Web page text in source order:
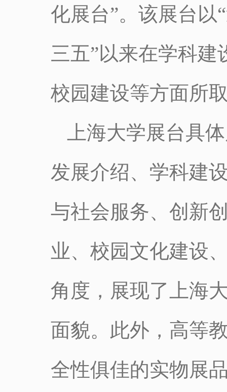
化展台”。该展台以
三五”以来在学科
校园建设等方面所
上海大学展台具
发展介绍、学科建
与社会服务、创新
业、校园文化建设
角度，展现了上海
面貌。此外，高等
全性俱佳的实物展